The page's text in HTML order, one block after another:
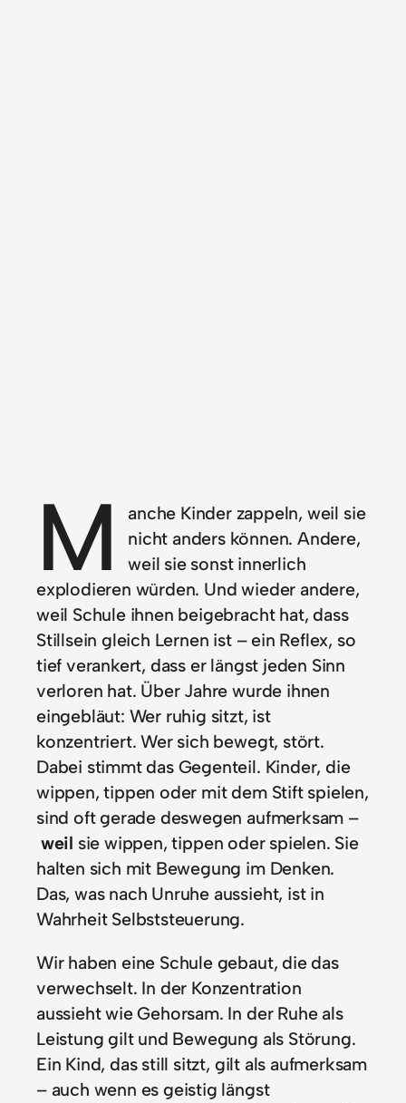
M
anche Kinder zappeln, weil sie
nicht anders können. Andere,
weil sie sonst innerlich
explodieren würden. Und wieder andere,
weil Schule ihnen beigebracht hat, dass
Stillsein gleich Lernen ist – ein Reflex, so
tief verankert, dass er längst jeden Sinn
verloren hat. Über Jahre wurde ihnen
eingebläut: Wer ruhig sitzt, ist
konzentriert. Wer sich bewegt, stört.
Dabei stimmt das Gegenteil. Kinder, die
wippen, tippen oder mit dem Stift spielen,
sind oft gerade deswegen aufmerksam –
weil sie wippen, tippen oder spielen. Sie
halten sich mit Bewegung im Denken.
Das, was nach Unruhe aussieht, ist in
Wahrheit Selbststeuerung.
Wir haben eine Schule gebaut, die das
verwechselt. In der Konzentration
aussieht wie Gehorsam. In der Ruhe als
Leistung gilt und Bewegung als Störung.
Ein Kind, das still sitzt, gilt als aufmerksam
– auch wenn es geistig längst